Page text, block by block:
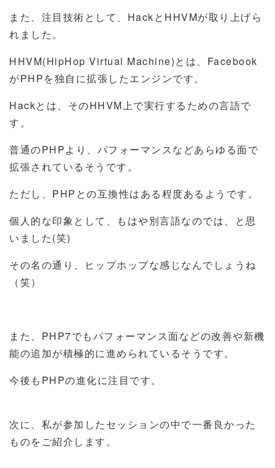
また、注目技術として、HackとHHVMが取り上げら
れました。
HHVM(HipHop Virtual Machine)とは、Facebook
がPHPを独自に拡張したエンジンです。
Hackとは、そのHHVM上で実行するための言語で
す。
普通のPHPより、パフォーマンスなどあらゆる面で
拡張されているそうです。
ただし、PHPとの互換性はある程度あるようです。
個人的な印象として、もはや別言語なのでは、と思
いました(笑)
その名の通り、ヒップホップな感じなんでしょうね
（笑）
また、PHP7でもパフォーマンス面などの改善や新機
能の追加が積極的に進められているそうです。
今後もPHPの進化に注目です。
次に、私が参加したセッションの中で一番良かった
ものをご紹介します。